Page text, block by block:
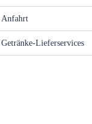
Anfahrt
Getränke-Lieferservices